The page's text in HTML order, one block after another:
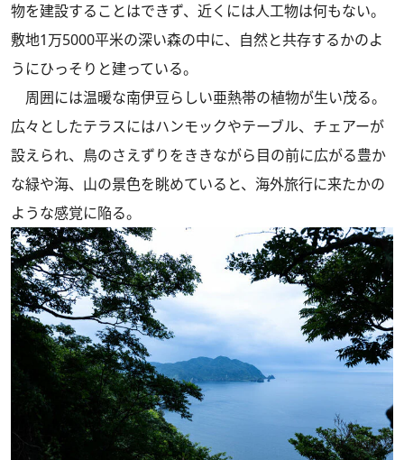
物を建設することはできず、近くには人工物は何もない。
敷地1万5000平米の深い森の中に、自然と共存するかのよ
うにひっそりと建っている。
周囲には温暖な南伊豆らしい亜熱帯の植物が生い茂る。
広々としたテラスにはハンモックやテーブル、チェアーが
設えられ、鳥のさえずりをききながら目の前に広がる豊か
な緑や海、山の景色を眺めていると、海外旅行に来たかの
ような感覚に陥る。